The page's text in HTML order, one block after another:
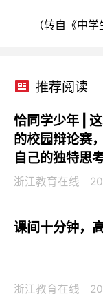
（转自《中
推荐阅读
恰同学少年 |
的校园辩论赛
自己的独特思
浙江教育在线
课间十分钟，
浙江教育在线